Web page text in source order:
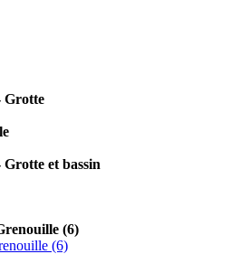
Grotte
et bassin
(6)
(6)